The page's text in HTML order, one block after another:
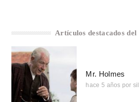
Artículos destacados
Mr. Holmes
hace 5 años por